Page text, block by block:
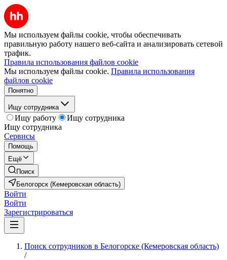
Мы используем файлы cookie, чтобы обеспечивать
правильную работу нашего веб-сайта и анализировать сетевой
трафик.
Правила использования файлов cookie
Мы используем файлы cookie. Правила использования
файлов cookie
Понятно
Ищу сотрудника
Ищу работу
Ищу сотрудника
Ищу сотрудника
Сервисы
Помощь
Ещё
Поиск
Белогорск (Кемеровская область)
Войти
Войти
Зарегистрироваться
Поиск сотрудников в Белогорске (Кемеровская область)
/